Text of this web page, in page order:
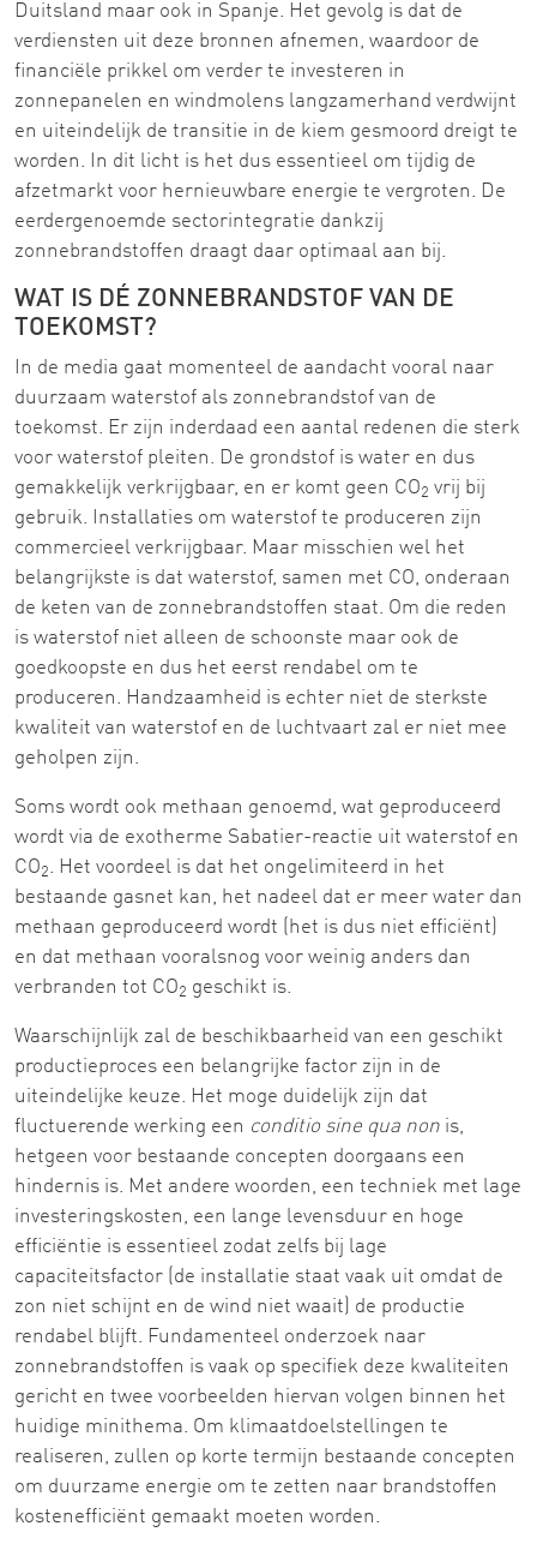
Duitsland maar ook in Spanje. Het gevolg is dat de
verdiensten uit deze bronnen afnemen, waardoor de
financiële prikkel om verder te investeren in
zonnepanelen en windmolens langzamerhand verdwijnt
en uiteindelijk de transitie in de kiem gesmoord dreigt te
worden. In dit licht is het dus essentieel om tijdig de
afzetmarkt voor hernieuwbare energie te vergroten. De
eerdergenoemde sectorintegratie dankzij
zonnebrandstoffen draagt daar optimaal aan bij.
WAT IS DÉ ZONNEBRANDSTOF VAN DE
TOEKOMST?
In de media gaat momenteel de aandacht vooral naar
duurzaam waterstof als zonnebrandstof van de
toekomst. Er zijn inderdaad een aantal redenen die sterk
voor waterstof pleiten. De grondstof is water en dus
gemakkelijk verkrijgbaar, en er komt geen CO2 vrij bij
gebruik. Installaties om waterstof te produceren zijn
commercieel verkrijgbaar. Maar misschien wel het
belangrijkste is dat waterstof, samen met CO, onderaan
de keten van de zonnebrandstoffen staat. Om die reden
is waterstof niet alleen de schoonste maar ook de
goedkoopste en dus het eerst rendabel om te
produceren. Handzaamheid is echter niet de sterkste
kwaliteit van waterstof en de luchtvaart zal er niet mee
geholpen zijn.
Soms wordt ook methaan genoemd, wat geproduceerd
wordt via de exotherme Sabatier-reactie uit waterstof en
CO2. Het voordeel is dat het ongelimiteerd in het
bestaande gasnet kan, het nadeel dat er meer water dan
methaan geproduceerd wordt (het is dus niet efficiënt)
en dat methaan vooralsnog voor weinig anders dan
verbranden tot CO2 geschikt is.
Waarschijnlijk zal de beschikbaarheid van een geschikt
productieproces een belangrijke factor zijn in de
uiteindelijke keuze. Het moge duidelijk zijn dat
fluctuerende werking een conditio sine qua non is,
hetgeen voor bestaande concepten doorgaans een
hindernis is. Met andere woorden, een techniek met lage
investeringskosten, een lange levensduur en hoge
efficiëntie is essentieel zodat zelfs bij lage
capaciteitsfactor (de installatie staat vaak uit omdat de
zon niet schijnt en de wind niet waait) de productie
rendabel blijft. Fundamenteel onderzoek naar
zonnebrandstoffen is vaak op specifiek deze kwaliteiten
gericht en twee voorbeelden hiervan volgen binnen het
huidige minithema. Om klimaatdoelstellingen te
realiseren, zullen op korte termijn bestaande concepten
om duurzame energie om te zetten naar brandstoffen
kostenefficiënt gemaakt moeten worden.